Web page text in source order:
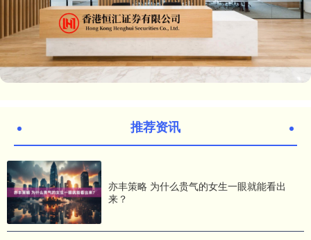
推荐资讯
亦丰策略 为什么贵气的女生一眼就能看出
来？